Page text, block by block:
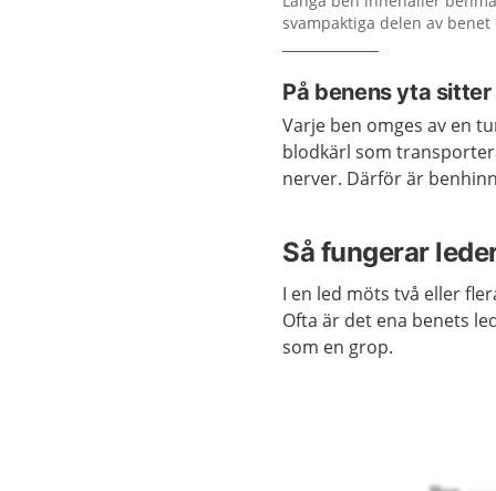
svampaktiga delen av
På benens yta
Varje ben omges av en
blodkärl som
nerver. Därför är
Så fungerar
I en led möts två eller
Ofta är det ena benets
som en grop.